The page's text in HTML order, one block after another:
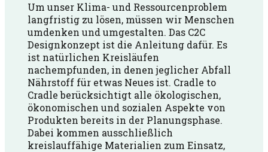
Um unser Klima- und Ressourcenproblem
langfristig zu lösen, müssen wir Menschen
umdenken und umgestalten. Das C2C
Designkonzept ist die Anleitung dafür. Es
ist natürlichen Kreisläufen
nachempfunden, in denen jeglicher Abfall
Nährstoff für etwas Neues ist. Cradle to
Cradle berücksichtigt alle ökologischen,
ökonomischen und sozialen Aspekte von
Produkten bereits in der Planungsphase.
Dabei kommen ausschließlich
kreislauffähige Materialien zum Einsatz,